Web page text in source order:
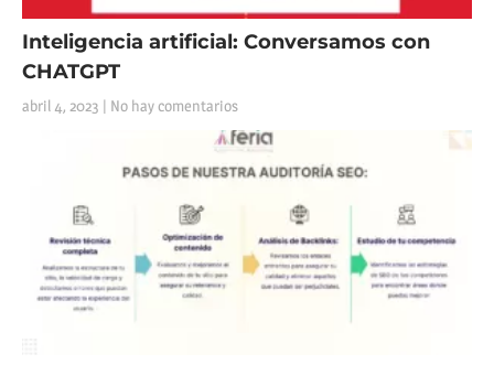
Inteligencia artificial: Conversamos con
CHATGPT
abril 4, 2023 No hay comentarios